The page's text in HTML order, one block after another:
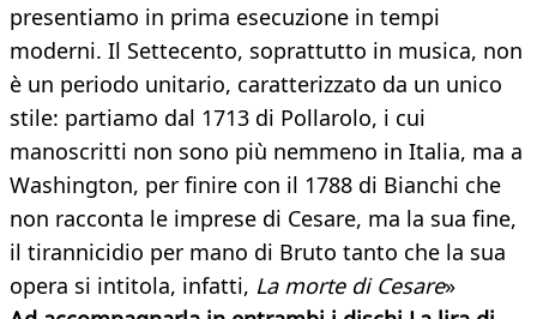
presentiamo in prima esecuzione in tempi
moderni. Il Settecento, soprattutto in musica, non
è un periodo unitario, caratterizzato da un unico
stile: partiamo dal 1713 di Pollarolo, i cui
manoscritti non sono più nemmeno in Italia, ma a
Washington, per finire con il 1788 di Bianchi che
non racconta le imprese di Cesare, ma la sua fine,
il tirannicidio per mano di Bruto tanto che la sua
opera si intitola, infatti, La morte di Cesare»